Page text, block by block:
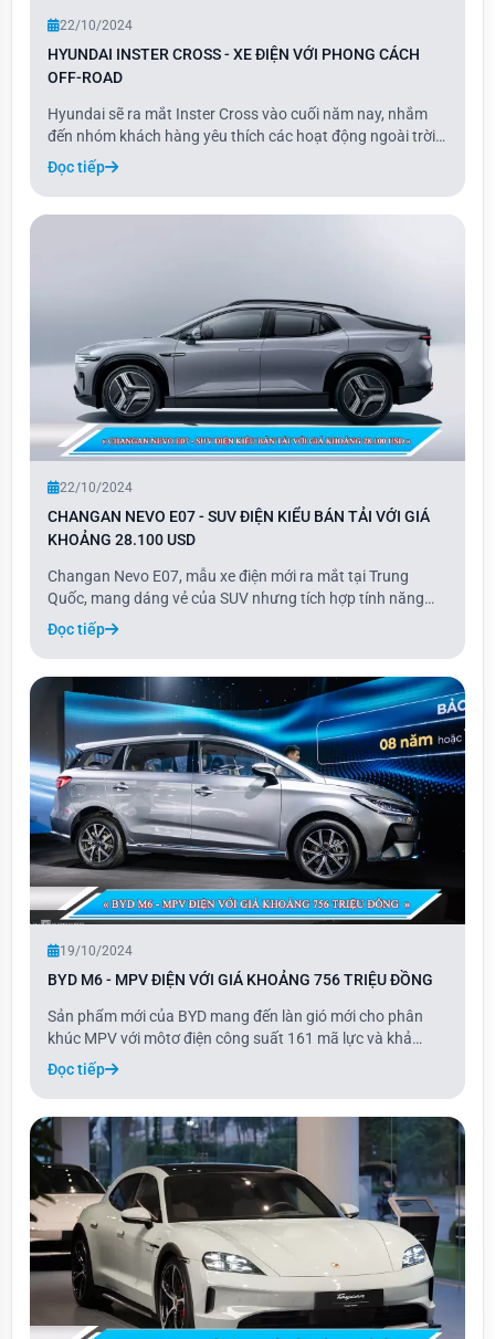
22/10/2024
HYUNDAI INSTER CROSS - XE ĐIỆN VỚI PHONG CÁCH
OFF-ROAD
Hyundai sẽ ra mắt Inster Cross vào cuối năm nay, nhắm
đến nhóm khách hàng yêu thích các hoạt động ngoài trời.
Được định vị giữa các mẫu xe cỡ A và B, Inster Cross sở
hữu không gian nội thất rộng rãi với sức chứa hành lý lên
đến 280 lít.
Đọc tiếp
22/10/2024
CHANGAN NEVO E07 - SUV ĐIỆN KIỂU BÁN TẢI VỚI GIÁ
KHOẢNG 28.100 USD
Changan Nevo E07, mẫu xe điện mới ra mắt tại Trung
Quốc, mang dáng vẻ của SUV nhưng tích hợp tính năng
biến đổi thành xe bán tải chỉ với một nút bấm. Xe có giá
khởi điểm 28.100 USD và được cung cấp trong 7 phiên
bản, cao nhất là 42.200 USD.
Đọc tiếp
19/10/2024
BYD M6 - MPV ĐIỆN VỚI GIÁ KHOẢNG 756 TRIỆU ĐỒNG
Sản phẩm mới của BYD mang đến làn gió mới cho phân
khúc MPV với môtơ điện công suất 161 mã lực và khả
năng sạc điện cho các thiết bị gia dụng. M6 là mẫu xe thứ
tư mà BYD giới thiệu tại thị trường Việt Nam, thuộc nhóm ít
ỏi các dòng MPV thuần điện. Xe chỉ
Đọc tiếp